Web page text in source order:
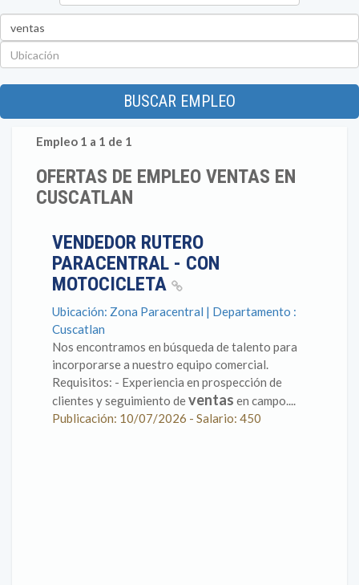
BUSCAR EMPLEO
Empleo 1 a 1 de 1
OFERTAS DE EMPLEO VENTAS EN
CUSCATLAN
VENDEDOR RUTERO
PARACENTRAL - CON
MOTOCICLETA
Ubicación: Zona Paracentral | Departamento :
Cuscatlan
Nos encontramos en búsqueda de talento para
incorporarse a nuestro equipo comercial.
Requisitos: - Experiencia en prospección de
clientes y seguimiento deventas en campo....
Publicación: 10/07/2026 - Salario: 450